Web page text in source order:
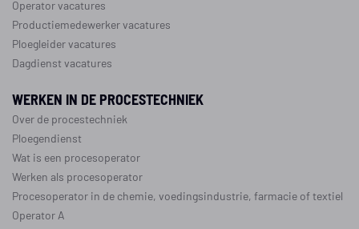
Operator vacatures
Productiemedewerker vacatures
Ploegleider vacatures
Dagdienst vacatures
WERKEN IN DE PROCESTECHNIEK
Over de procestechniek
Ploegendienst
Wat is een procesoperator
Werken als procesoperator
Procesoperator in de chemie, voedingsindustrie, farmacie oftextiel
Operator A